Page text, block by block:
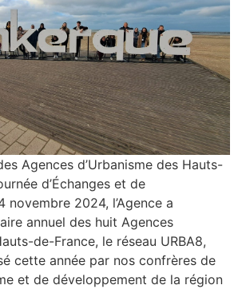
Agences d’Urbanisme des Hauts-
d’Échanges et de
2024, l’Agence a
annuel des huit Agences
de-France, le réseau URBA8,
cette année par nos confrères de
et de développement de la région